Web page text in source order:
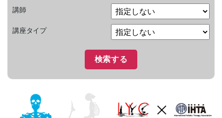
講師
講座タイプ